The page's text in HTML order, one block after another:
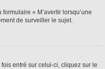
« M’avertir lorsqu’une
de surveiller le sujet.
entré sur celui-ci, cliquez sur le